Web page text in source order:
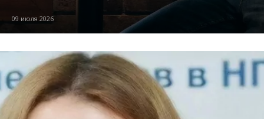
09 июля 2026